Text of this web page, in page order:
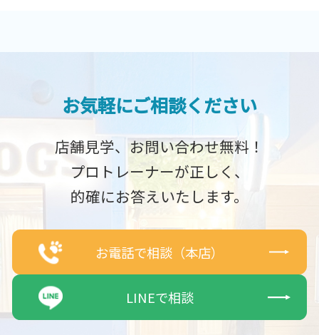
お気軽にご相談ください
店舗見学、お問い合わせ無料！
プロトレーナーが正しく、
的確にお答えいたします。
お電話で相談（本店）
LINEで相談